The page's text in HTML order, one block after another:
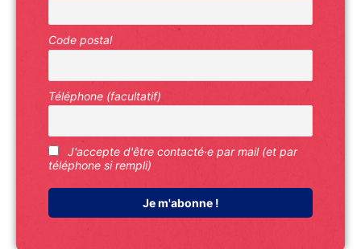
Code postal
Téléphone (facultatif)
J'accepte d'être contacté·e par mail (et par
téléphone si rempli)